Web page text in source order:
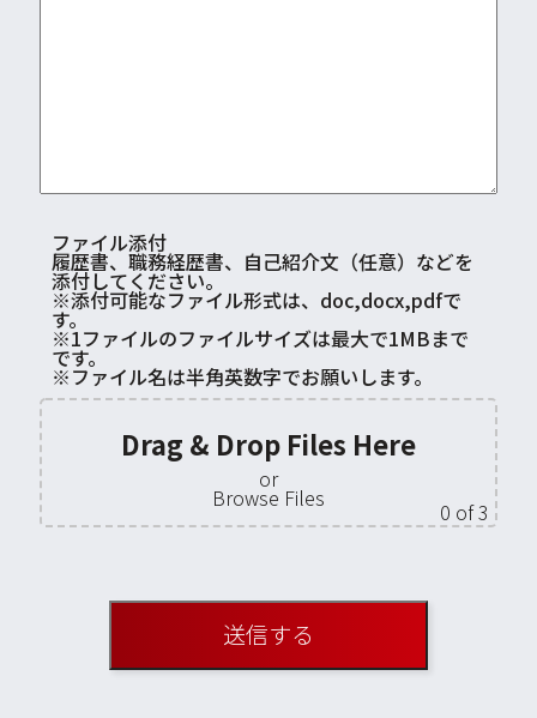
ファイル添付
履歴書、職務経歴書、自己紹介文（任意）などを
添付してください。
※添付可能なファイル形式は、doc,docx,pdfで
す。
※1ファイルのファイルサイズは最大で1MBまで
です。
※ファイル名は半角英数字でお願いします。
Drag & Drop Files Here
or
Browse Files 0 of 3